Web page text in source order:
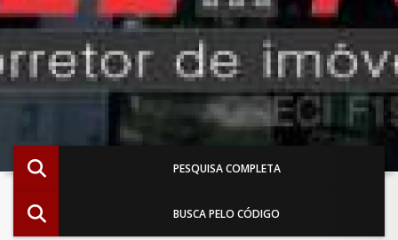
PESQUISA COMPLETA
BUSCA PELO CÓDIGO